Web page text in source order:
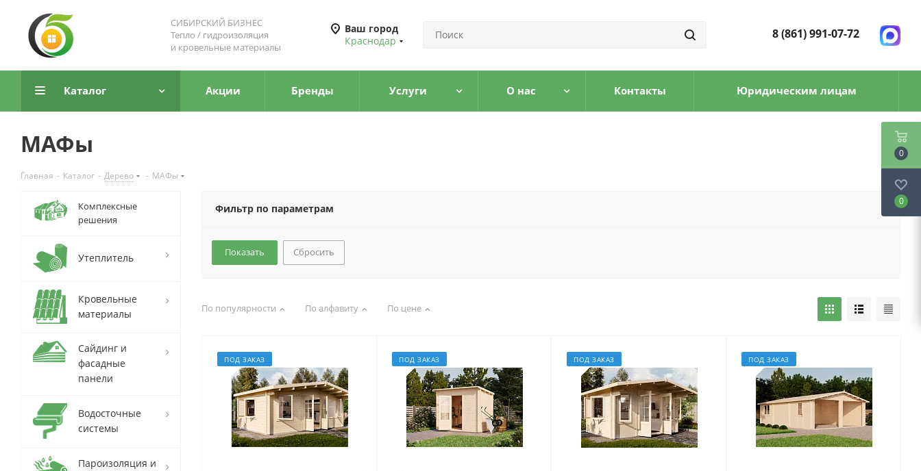
СИБИРСКИЙ БИЗНЕС
Тепло / гидроизоляция
и кровельные материалы
Ваш город
Краснодар
8 (861) 991-07-72
Каталог Акции Бренды Услуги О нас Контакты Юридическим лицам
МАФы
Главная - Каталог - Дерево - МАФы
Фильтр по параметрам
Сбросить
По популярности По алфавиту По цене
ПОД ЗАКАЗ ПОД ЗАКАЗ ПОД ЗАКАЗ ПОД ЗАКАЗ
Комплексные
решения
Утеплитель
Кровельные
материалы
Сайдинг и
фасадные
панели
Водосточные
системы
Пароизоляция и
0
0